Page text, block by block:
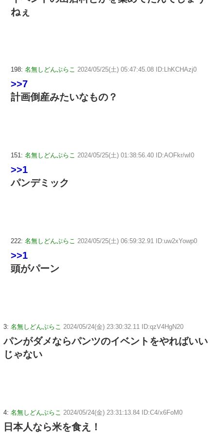
ねぇ
198: 名無しどんぶらこ 2024/05/25(土) 05:47:45.08 ID:LhKCHAzj0
>>7
計画倒産みたいなもの？
151: 名無しどんぶらこ 2024/05/25(土) 01:38:56.40 ID:AOFkr/wI0
>>1
パンデミック
222: 名無しどんぶらこ 2024/05/25(土) 06:59:32.91 ID:uw2xYowp0
>>1
頭がパーン
3: 名無しどんぶらこ 2024/05/24(金) 23:30:32.11 ID:qzV4HgN20
パンがダメならパンツのイベントをやればいい
じゃない
4: 名無しどんぶらこ 2024/05/24(金) 23:31:13.84 ID:C4/x6FoM0
日本人なら米を食え！